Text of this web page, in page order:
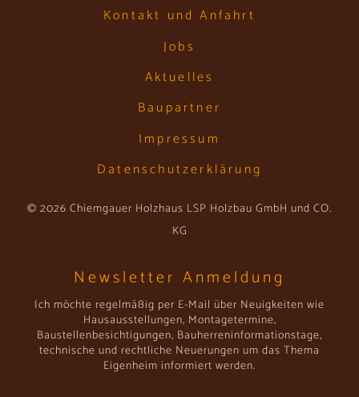
Kontakt und Anfahrt
Jobs
Aktuelles
Baupartner
Impressum
Datenschutzerklärung
© 2026 Chiemgauer Holzhaus LSP Holzbau GmbH und CO.
KG
Newsletter Anmeldung
Ich möchte regelmäßig per E-Mail über Neuigkeiten wie
Hausausstellungen, Montagetermine,
Baustellenbesichtigungen, Bauherreninformationstage,
technische und rechtliche Neuerungen um das Thema
Eigenheim informiert werden.